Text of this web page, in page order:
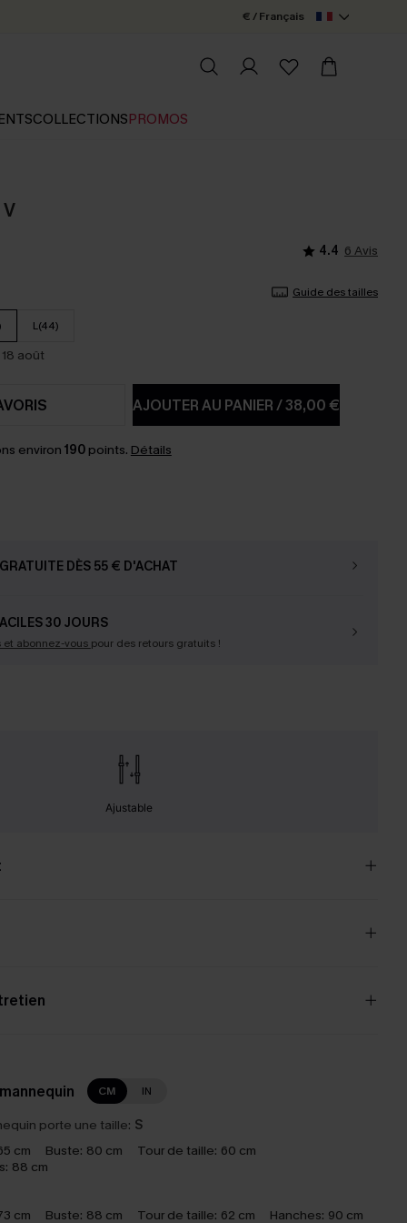
€ / Français
COLLECTIONSPROMOS
4.4 6 Avis
Guide des tailles
L(44)
août
AJOUTER AU PANIER/38,00 €
environ 190points. Détails
DÈS 55 € D'ACHAT
30 JOURS
et abonnez-vous pour des retours gratuits !
Ajustable
CM IN
porte une taille: S
cm
Buste: 80 cm Tour de taille: 60 cm
88 cm
cm Buste: 88 cm Tour de taille: 62 cm Hanches: 90 cm